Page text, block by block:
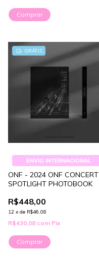
Comprar
GRÁTIS
ENVIO INTERNACIONAL
ONF - 2024 ONF CONCERT
SPOTLIGHT PHOTOBOOK
R$448,00
12 x de R$46,08
R$430,08 com Pix